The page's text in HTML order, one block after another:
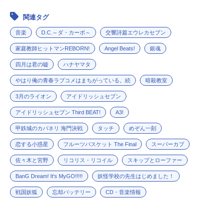
巣刈：逢坂良太吉備土：佐藤健輔鈴
木：マックスウェル・パワーズ景
之：三木眞一郎スタッフ監督：荒木
哲郎シリーズ構成：大河内一楼脚
本：荒木哲郎キャラクター原案：美
樹本晴彦音楽：澤野弘之アニメーシ
ョン制作...
関連タグ
音楽 D.C.～ダ・カーポ～ 交響詩篇エウレカセブン
家庭教師ヒットマンREBORN! Angel Beats! 銀魂
四月は君の嘘 ハナヤマタ
やはり俺の青春ラブコメはまちがっている。続 暗殺教室
3月のライオン アイドリッシュセブン
アイドリッシュセブン Third BEAT! A3!
甲鉄城のカバネリ 海門決戦 タッチ めぞん一刻
恋する小惑星 フルーツバスケット The Final スーパーカブ
佐々木と宮野 リコリス・リコイル スキップとローファー
BanG Dream! It's MyGO!!!!! 妖怪学校の先生はじめました！
戦国妖狐 忘却バッテリー CD・音楽情報